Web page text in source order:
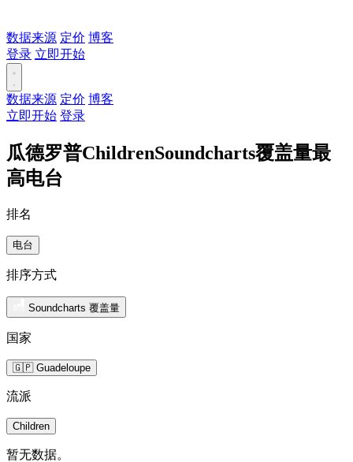
数据来源 定价 博客
登录 立即开始
数据来源 定价 博客
立即开始 登录
瓜德罗普ChildrenSoundcharts覆盖量最
高电台
排名
电台
排序方式
Soundcharts 覆盖量
国家
🇬🇵 Guadeloupe
流派
Children
暂无数据。